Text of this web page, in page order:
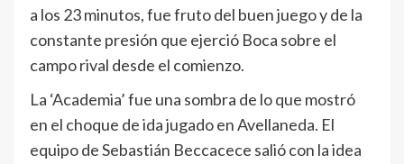
a los 23 minutos, fue fruto del buen juego y de la
constante presión que ejerció Boca sobre el
campo rival desde el comienzo.
La ‘Academia’ fue una sombra de lo que mostró
en el choque de ida jugado en Avellaneda. El
equipo de Sebastián Beccacece salió con la idea